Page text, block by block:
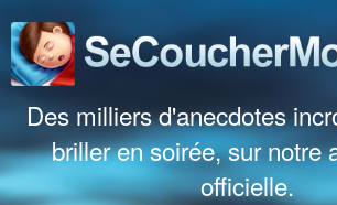
Des milliers d'anecdotes
briller en soirée, sur notre
officielle.